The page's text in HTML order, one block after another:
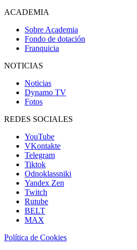
ACADEMIA
Sobre Academia
Fondo de dotación
Franquicia
NOTICIAS
Noticias
Dynamo TV
Fotos
REDES SOCIALES
YouTube
VKontakte
Telegram
Tiktok
Odnoklassniki
Yandex Zen
Twitch
Rutube
BELT
MAX
Política de Cookies